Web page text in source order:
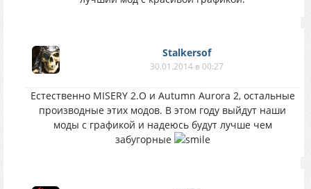
Stalkersof
30.01.2014 в 00:27
Естественно MISERY 2.O и Autumn Aurora 2, остальные
производные этих модов. В этом году выйдут наши
моды с графикой и надеюсь будут лучше чем
забугорные